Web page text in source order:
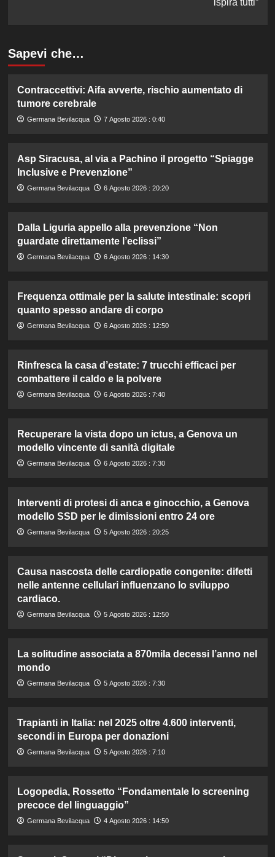
ispira tutti”
Sapevi che…
Contraccettivi: Aifa avverte, rischio aumentato di
tumore cerebrale
Germana Bevilacqua 7 Agosto 2026 : 0:40
Asp Siracusa, al via a Pachino il progetto “Spiagge
Inclusive e Prevenzione”
Germana Bevilacqua 6 Agosto 2026 : 20:20
Dalla Liguria appello alla prevenzione “Non
guardate direttamente l’eclissi”
Germana Bevilacqua 6 Agosto 2026 : 14:30
Frequenza ottimale per la salute intestinale: scopri
quanto spesso andare di corpo
Germana Bevilacqua 6 Agosto 2026 : 12:50
Rinfresca la casa d’estate: 7 trucchi efficaci per
combattere il caldo e la polvere
Germana Bevilacqua 6 Agosto 2026 : 7:40
Recuperare la vista dopo un ictus, a Genova un
modello vincente di sanità digitale
Germana Bevilacqua 6 Agosto 2026 : 7:30
Interventi di protesi di anca e ginocchio, a Genova
modello SSD per le dimissioni entro 24 ore
Germana Bevilacqua 5 Agosto 2026 : 20:25
Causa nascosta delle cardiopatie congenite: difetti
nelle antenne cellulari influenzano lo sviluppo
cardiaco.
Germana Bevilacqua 5 Agosto 2026 : 12:50
La solitudine associata a 870mila decessi l’anno nel
mondo
Germana Bevilacqua 5 Agosto 2026 : 7:30
Trapianti in Italia: nel 2025 oltre 4.600 interventi,
secondi in Europa per donazioni
Germana Bevilacqua 5 Agosto 2026 : 7:10
Logopedia, Rossetto “Fondamentale lo screening
precoce del linguaggio”
Germana Bevilacqua 4 Agosto 2026 : 14:50